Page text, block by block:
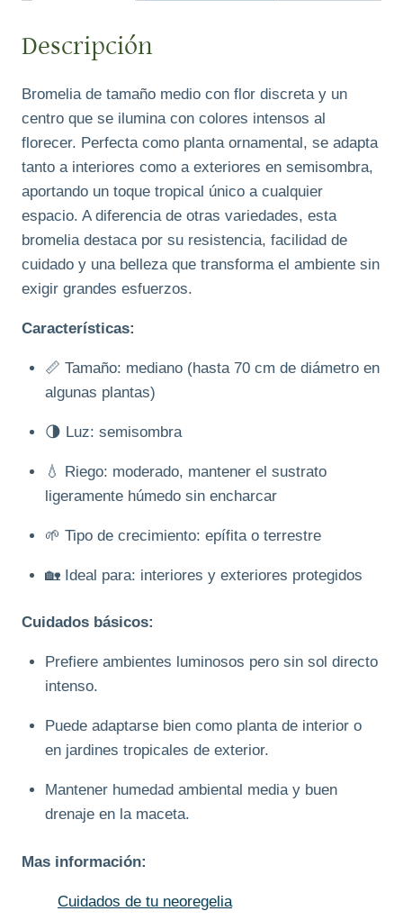
Descripción
Bromelia de tamaño medio con flor discreta y un
centro que se ilumina con colores intensos al
florecer. Perfecta como planta ornamental, se adapta
tanto a interiores como a exteriores en semisombra,
aportando un toque tropical único a cualquier
espacio. A diferencia de otras variedades, esta
bromelia destaca por su resistencia, facilidad de
cuidado y una belleza que transforma el ambiente sin
exigir grandes esfuerzos.
Características:
📏 Tamaño: mediano (hasta 70 cm de diámetro en
algunas plantas)
🌗 Luz: semisombra
💧 Riego: moderado, mantener el sustrato
ligeramente húmedo sin encharcar
🌱 Tipo de crecimiento: epífita o terrestre
🏡 Ideal para: interiores y exteriores protegidos
Cuidados básicos:
Prefiere ambientes luminosos pero sin sol directo
intenso.
Puede adaptarse bien como planta de interior o
en jardines tropicales de exterior.
Mantener humedad ambiental media y buen
drenaje en la maceta.
Mas información:
Cuidados de tu neoregelia